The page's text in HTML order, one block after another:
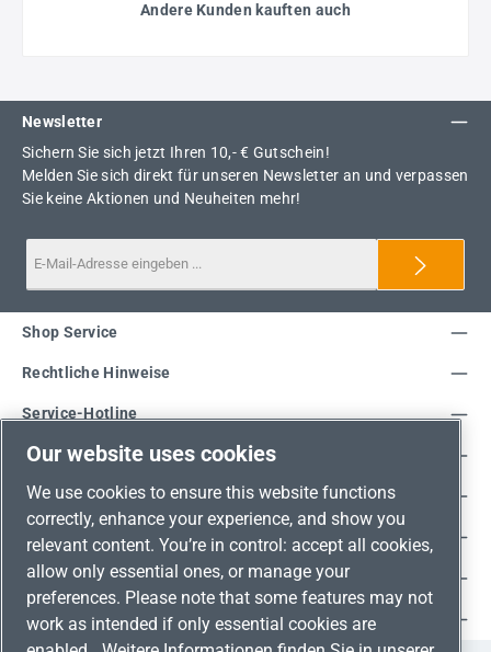
Andere Kunden kauften auch
Newsletter
Sichern Sie sich jetzt Ihren 10,- € Gutschein!
Melden Sie sich direkt für unseren Newsletter an und verpassen
Sie keine Aktionen und Neuheiten mehr!
Service-Hotline
Shop Service
Rechtliche Hinweise
Unsere Vorteile
Versandarten
Zahlungsarten
Adresse
Umweltschutz & Partnerschaft
Our website uses cookies
We use cookies to ensure this website functions
correctly, enhance your experience, and show you
relevant content. You’re in control: accept all cookies,
allow only essential ones, or manage your
preferences. Please note that some features may not
work as intended if only essential cookies are